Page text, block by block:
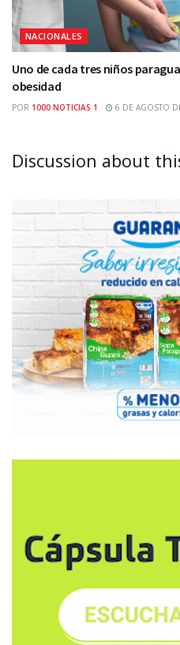
NACIONALES
Uno de cada tres niños
obesidad
POR 1000 NOTICIAS 1 6 DE AGOSTO
Discussion about